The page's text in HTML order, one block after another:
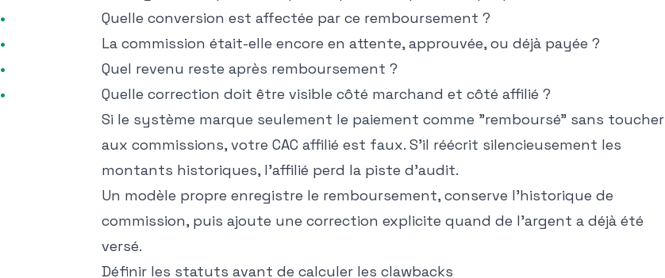
Quelle conversion est affectée par ce remboursement ?
La commission était-elle encore en attente, approuvée, ou déjà payée ?
Quel revenu reste après remboursement ?
Quelle correction doit être visible côté marchand et côté affilié ?
Si le système marque seulement le paiement comme "remboursé" sans toucher
aux commissions, votre CAC affilié est faux. S'il réécrit silencieusement les
montants historiques, l'affilié perd la piste d'audit.
Un modèle propre enregistre le remboursement, conserve l'historique de
commission, puis ajoute une correction explicite quand de l'argent a déjà été
versé.
Définir les statuts avant de calculer les clawbacks